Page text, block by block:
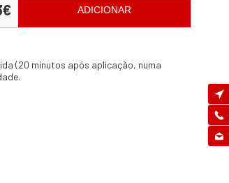
ADICIONAR
(20 minutos após aplicação, numa